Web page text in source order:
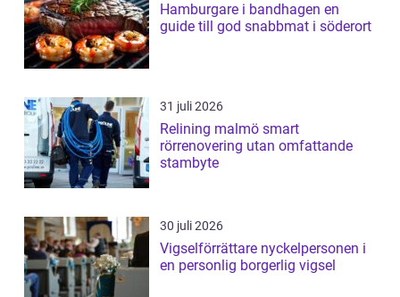
Hamburgare i bandhagen en
guide till god snabbmat i söderort
31 juli 2026
Relining malmö smart
rörrenovering utan omfattande
stambyte
30 juli 2026
Vigselförrättare nyckelpersonen i
en personlig borgerlig vigsel